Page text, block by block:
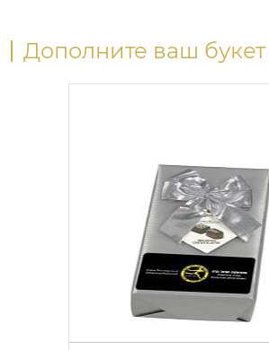
Дополните ваш